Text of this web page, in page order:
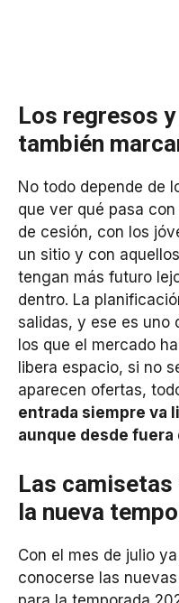
Los regresos
también
No todo depende de
que ver qué pasa
de cesión, con los
un sitio y con
tengan más futuro
dentro. La
salidas, y ese es uno
los que el mercado
libera espacio, si no
aparecen ofertas,
entrada siempre va
aunque desde fuera
Las
la nueva
Con el mes de julio
conocerse las